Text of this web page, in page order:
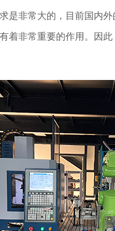
是非常大的，目前国内
着非常重要的作用。因